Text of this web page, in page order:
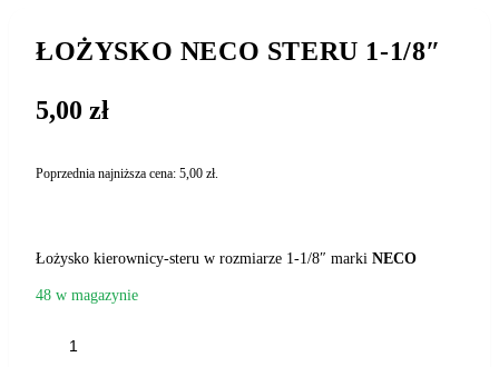
ŁOŻYSKO NECO STERU 1-1/8″
5,00 zł
Poprzednia najniższa cena: 5,00 zł.
Łożysko kierownicy-steru w rozmiarze 1-1/8″ marki NECO
48 w magazynie